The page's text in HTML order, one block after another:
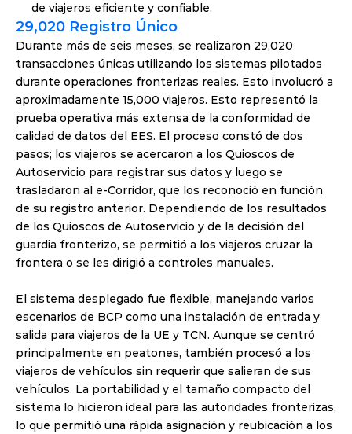
de viajeros eficiente y confiable.
29,020 Registro Único
Durante más de seis meses, se realizaron 29,020
transacciones únicas utilizando los sistemas pilotados
durante operaciones fronterizas reales. Esto involucró a
aproximadamente 15,000 viajeros. Esto representó la
prueba operativa más extensa de la conformidad de
calidad de datos del EES. El proceso constó de dos
pasos; los viajeros se acercaron a los Quioscos de
Autoservicio para registrar sus datos y luego se
trasladaron al e-Corridor, que los reconoció en función
de su registro anterior. Dependiendo de los resultados
de los Quioscos de Autoservicio y de la decisión del
guardia fronterizo, se permitió a los viajeros cruzar la
frontera o se les dirigió a controles manuales.
El sistema desplegado fue flexible, manejando varios
escenarios de BCP como una instalación de entrada y
salida para viajeros de la UE y TCN. Aunque se centró
principalmente en peatones, también procesó a los
viajeros de vehículos sin requerir que salieran de sus
vehículos. La portabilidad y el tamaño compacto del
sistema lo hicieron ideal para las autoridades fronterizas,
lo que permitió una rápida asignación y reubicación a los